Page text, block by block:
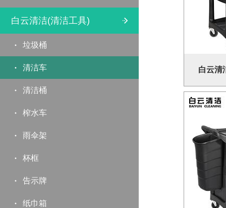
白云清洁(清洁工具)
垃圾桶
清洁车
清洁桶
榨水车
雨伞架
杯框
告示牌
纸巾箱
白云清